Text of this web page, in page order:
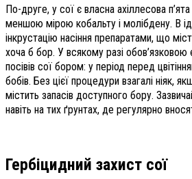
По-друге, у сої є власна ахіллесова
меншою мірою кобальту і молібдену. В
інкрустацію насіння препаратами, що
хоча б бор. У всякому разі
посівів сої бором: у період перед
бобів. Без цієї процедури взагалі ніяк,
містить запасів доступного бору.
навіть на тих ґрунтах, де регулярно
Гербіцидний захист сої